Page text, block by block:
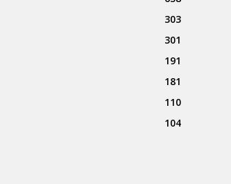
303
301
191
181
110
104